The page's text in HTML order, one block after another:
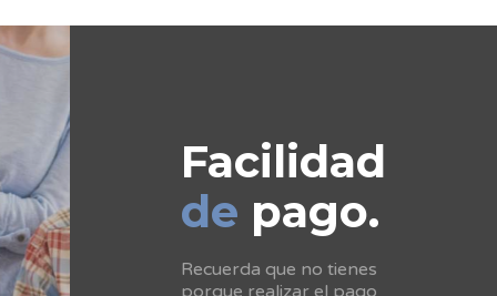
Facilidad
de pago.
Recuerda que no tienes
porque realizar el pago